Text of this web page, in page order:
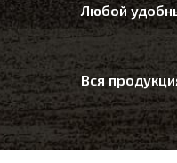
Любой
Вся